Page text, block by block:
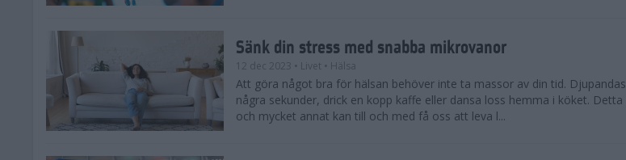
Sänk din stress med snabba mikrovanor
12 dec 2023 • Livet • Hälsa
Att göra något bra för hälsan behöver inte ta massor av din tid. Djupandas
några sekunder, drick en kopp kaffe eller dansa loss hemma i köket. Detta
och mycket annat kan till och med få oss att leva l...